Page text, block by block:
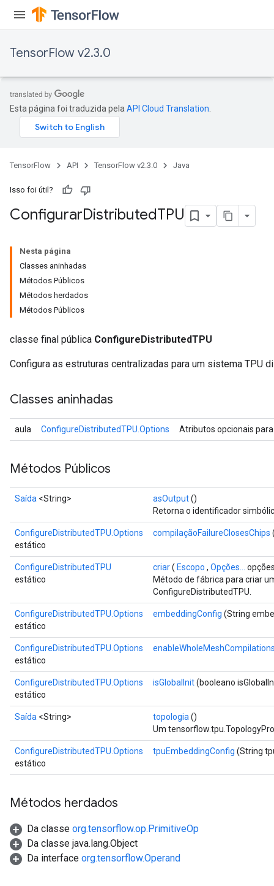
TensorFlow v2.3.0
Esta página foi traduzida pela API Cloud Translation
TensorFlow API TensorFlow v2.3.0 Java
Isso foi útil?
ConfigurarDistributedTPU
Nesta página
Classes aninhadas
Métodos Públicos
Métodos herdados
Métodos Públicos
classe final pública ConfigureDistributedTPU
Configura as estruturas centralizadas para um sistema TPU
Classes aninhadas
aula ConfigureDistributedTPU.Options Atributos opcionais
Métodos Públicos
Saída <String> asOutput()
Retorna o identificador
ConfigureDistributedTPU.Options
estático
compilaçãoFailureClosesChips
ConfigureDistributedTPU
estático
criar( Escopo , Opções...
Método de fábrica para criar
ConfigureDistributedTPU.
ConfigureDistributedTPU.Options
estático
embeddingConfig (String
ConfigureDistributedTPU.Options
estático
ConfigureDistributedTPU.Options
estático
isGlobalInit(booleano
Saída <String> topologia ()
Um
ConfigureDistributedTPU.Options
estático
tpuEmbeddingConfig (String
Métodos herdados
Da classe org.tensorflow.op.PrimitiveOp
Da classe java.lang.Object
Da interface org.tensorflow.Operand